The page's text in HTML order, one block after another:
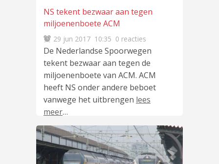
NS tekent bezwaar aan tegen
miljoenenboete ACM
29 jun 2017 10:35 0 reacties
De Nederlandse Spoorwegen
tekent bezwaar aan tegen de
miljoenenboete van ACM. ACM
heeft NS onder andere beboet
vanwege het uitbrengen lees
meer…